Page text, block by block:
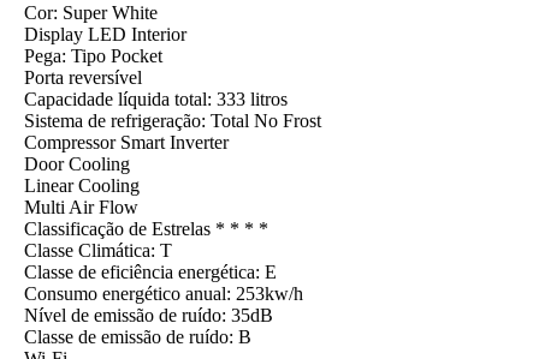
Cor: Super White
Display LED Interior
Pega: Tipo Pocket
Porta reversível
Capacidade líquida total: 333 litros
Sistema de refrigeração: Total No Frost
Compressor Smart Inverter
Door Cooling
Linear Cooling
Multi Air Flow
Classificação de Estrelas * * * *
Classe Climática: T
Classe de eficiência energética: E
Consumo energético anual: 253kw/h
Nível de emissão de ruído: 35dB
Classe de emissão de ruído: B